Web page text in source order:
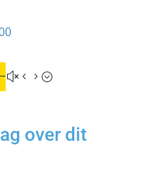
over dit